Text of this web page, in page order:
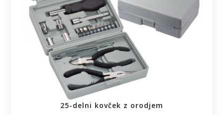
25-delni kovček z orodjem